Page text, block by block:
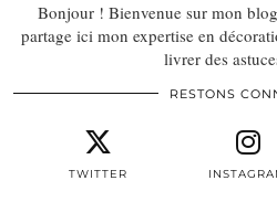
Bonjour ! Bienvenue sur mon
partage ici mon expertise en
livrer des
RESTONS
TWITTER